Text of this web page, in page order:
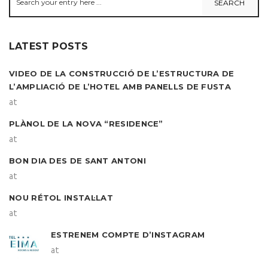
LATEST POSTS
VIDEO DE LA CONSTRUCCIÓ DE L’ESTRUCTURA DE
L’AMPLIACIÓ DE L’HOTEL AMB PANELLS DE FUSTA
at
PLÀNOL DE LA NOVA “RESIDENCE”
at
BON DIA DES DE SANT ANTONI
at
NOU RÉTOL INSTAL·LAT
at
ESTRENEM COMPTE D’INSTAGRAM
at